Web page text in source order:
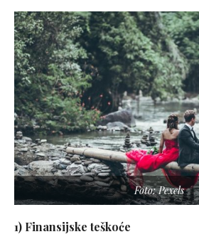
Foto: Pexels
1) Finansijske teškoće